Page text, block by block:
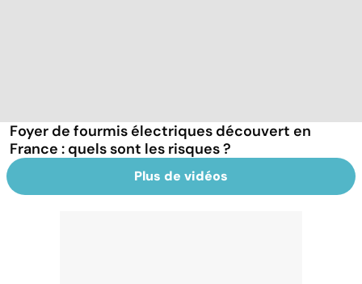
Foyer de fourmis électriques découvert en
France : quels sont les risques ?
Plus de vidéos